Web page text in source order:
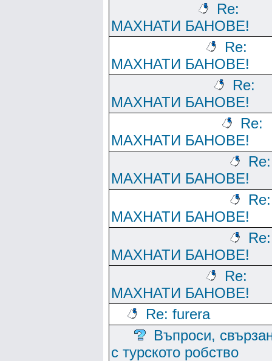
Re:
МАХНАТИ БАНОВЕ!
Re:
МАХНАТИ БАНОВЕ!
Re:
МАХНАТИ БАНОВЕ!
Re:
МАХНАТИ БАНОВЕ!
Re:
МАХНАТИ БАНОВЕ!
Re:
МАХНАТИ БАНОВЕ!
Re:
МАХНАТИ БАНОВЕ!
Re:
МАХНАТИ БАНОВЕ!
Re: furera
Въпроси,
с турското робство